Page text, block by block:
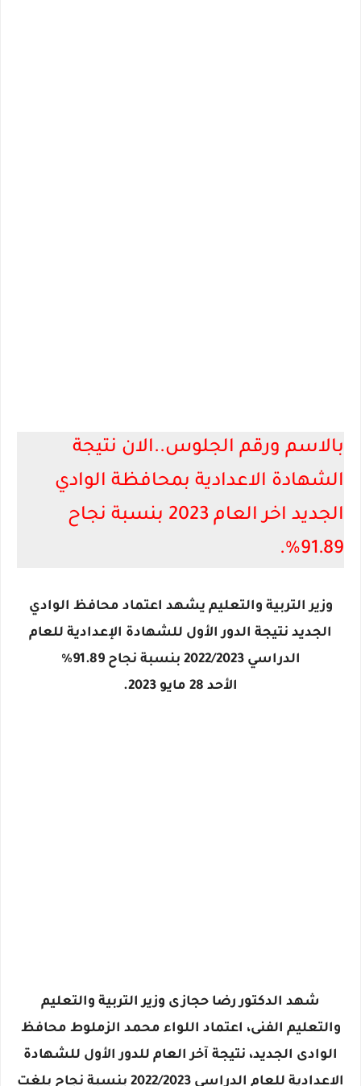
بالاسم ورقم الجلوس..الان نتيجة
الشهادة الاعدادية بمحافظة الوادي
الجديد اخر العام 2023 بنسبة نجاح
91.89%.
وزير التربية والتعليم يشهد اعتماد محافظ الوادي
الجديد نتيجة الدور الأول للشهادة الإعدادية للعام
الدراسي 2022/2023 بنسبة نجاح 91.89%
الأحد 28 مايو 2023.
شهد الدكتور رضا حجازى وزير التربية والتعليم
والتعليم الفنى، اعتماد اللواء محمد الزملوط محافظ
الوادى الجديد، نتيجة آخر العام للدور الأول للشهادة
الاعدادية للعام الدراسي 2022/2023 بنسبة نجاح بلغت